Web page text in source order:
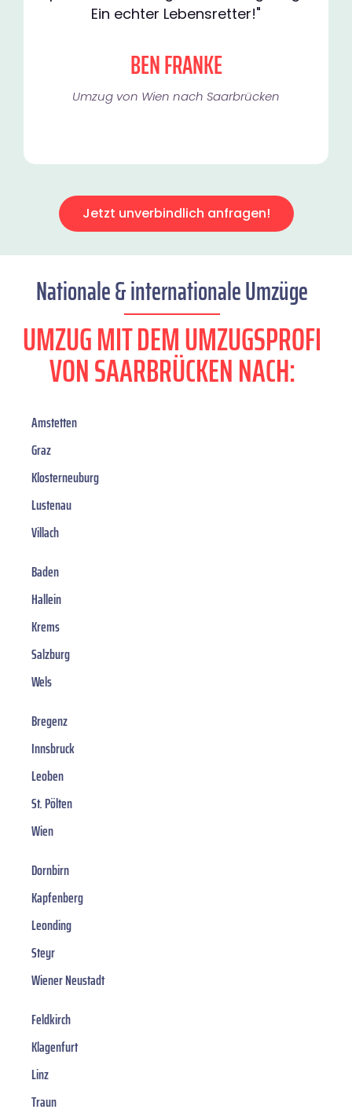
Ein echter Lebensretter!"
BEN FRANKE
Umzug von Wien nach Saarbrücken
Jetzt unverbindlich anfragen!
Nationale & internationale Umzüge
UMZUG MIT DEM UMZUGSPROFI
VON SAARBRÜCKEN NACH:
Amstetten
Graz
Klosterneuburg
Lustenau
Villach
Baden
Hallein
Krems
Salzburg
Wels
Bregenz
Innsbruck
Leoben
St. Pölten
Wien
Dornbirn
Kapfenberg
Leonding
Steyr
Wiener Neustadt
Feldkirch
Klagenfurt
Linz
Traun